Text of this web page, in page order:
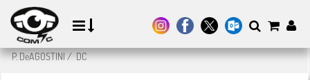
P. DeAGOSTINI/DC